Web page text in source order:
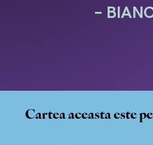
–
Cartea aceasta este